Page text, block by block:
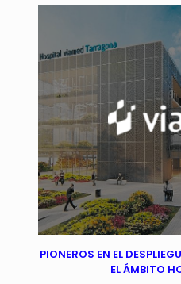
PIONEROS EN EL
EL ÁMBITO